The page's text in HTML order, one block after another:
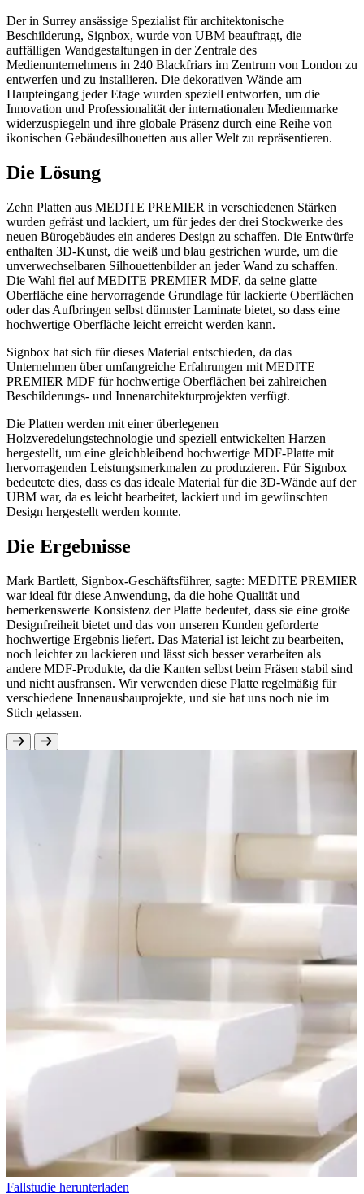
Der in Surrey ansässige Spezialist für architektonische
Beschilderung, Signbox, wurde von UBM beauftragt, die
auffälligen Wandgestaltungen in der Zentrale des
Medienunternehmens in 240 Blackfriars im Zentrum von London zu
entwerfen und zu installieren. Die dekorativen Wände am
Haupteingang jeder Etage wurden speziell entworfen, um die
Innovation und Professionalität der internationalen Medienmarke
widerzuspiegeln und ihre globale Präsenz durch eine Reihe von
ikonischen Gebäudesilhouetten aus aller Welt zu repräsentieren.
Die Lösung
Zehn Platten aus MEDITE PREMIER in verschiedenen Stärken
wurden gefräst und lackiert, um für jedes der drei Stockwerke des
neuen Bürogebäudes ein anderes Design zu schaffen. Die Entwürfe
enthalten 3D-Kunst, die weiß und blau gestrichen wurde, um die
unverwechselbaren Silhouettenbilder an jeder Wand zu schaffen.
Die Wahl fiel auf MEDITE PREMIER MDF, da seine glatte
Oberfläche eine hervorragende Grundlage für lackierte Oberflächen
oder das Aufbringen selbst dünnster Laminate bietet, so dass eine
hochwertige Oberfläche leicht erreicht werden kann.
Signbox hat sich für dieses Material entschieden, da das
Unternehmen über umfangreiche Erfahrungen mit MEDITE
PREMIER MDF für hochwertige Oberflächen bei zahlreichen
Beschilderungs- und Innenarchitekturprojekten verfügt.
Die Platten werden mit einer überlegenen
Holzveredelungstechnologie und speziell entwickelten Harzen
hergestellt, um eine gleichbleibend hochwertige MDF-Platte mit
hervorragenden Leistungsmerkmalen zu produzieren. Für Signbox
bedeutete dies, dass es das ideale Material für die 3D-Wände auf der
UBM war, da es leicht bearbeitet, lackiert und im gewünschten
Design hergestellt werden konnte.
Die Ergebnisse
Mark Bartlett, Signbox-Geschäftsführer, sagte: MEDITE PREMIER
war ideal für diese Anwendung, da die hohe Qualität und
bemerkenswerte Konsistenz der Platte bedeutet, dass sie eine große
Designfreiheit bietet und das von unseren Kunden geforderte
hochwertige Ergebnis liefert. Das Material ist leicht zu bearbeiten,
noch leichter zu lackieren und lässt sich besser verarbeiten als
andere MDF-Produkte, da die Kanten selbst beim Fräsen stabil sind
und nicht ausfransen. Wir verwenden diese Platte regelmäßig für
verschiedene Innenausbauprojekte, und sie hat uns noch nie im
Stich gelassen.
Fallstudie herunterladen